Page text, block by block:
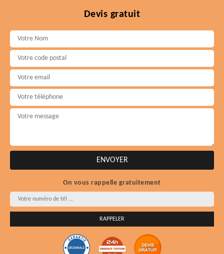
Devis gratuit
On vous rappelle gratuitement